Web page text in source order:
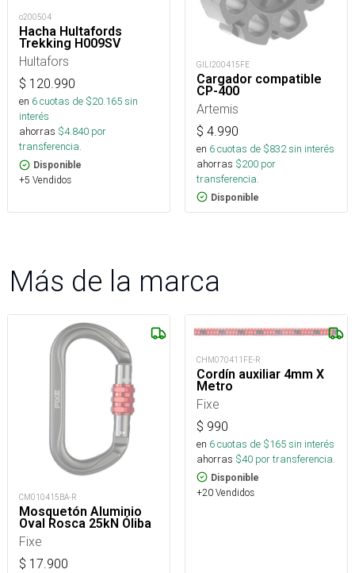
o200504
Hacha Hultafords
Trekking H009SV
Hultafors
$ 120.990
en 6cuotas de $20.165sin
interés
ahorras $4.840 por
transferencia.
Disponible
+5 Vendidos
GILI200415FE
Cargador compatible
CP-400
Artemis
$ 4.990
en 6cuotas de $832sin interés
ahorras $200 por
transferencia.
Disponible
Más de la marca
CM010415BA-R
Mosquetón Aluminio
Oval Rosca 25kN Óliba
Fixe
$ 17.900
CHM070411FE-R
Cordín auxiliar 4mm X
Metro
Fixe
$ 990
en 6cuotas de $165sin interés
ahorras $40 por transferencia.
Disponible
+20 Vendidos